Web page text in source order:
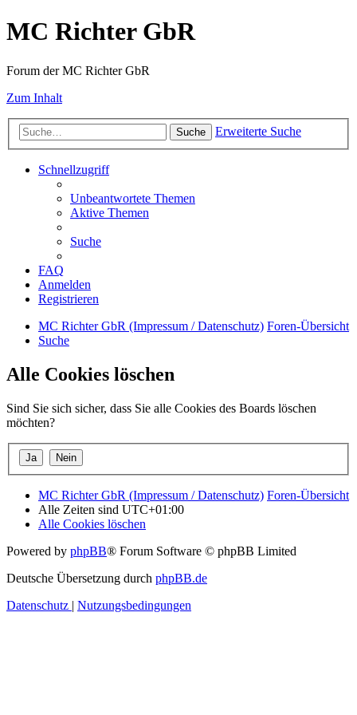
MC Richter GbR
Forum der MC Richter GbR
Zum Inhalt
Suche Erweiterte Suche
Schnellzugriff
Unbeantwortete Themen
Aktive Themen
Suche
FAQ
Anmelden
Registrieren
MC Richter GbR (Impressum / Datenschutz) Foren-Übersicht
Suche
Alle Cookies löschen
Sind Sie sich sicher, dass Sie alle Cookies des Boards löschen
möchten?
MC Richter GbR (Impressum / Datenschutz) Foren-Übersicht
Alle Zeiten sind UTC+01:00
Alle Cookies löschen
Powered by phpBB® Forum Software © phpBB Limited
Deutsche Übersetzung durch phpBB.de
Datenschutz | Nutzungsbedingungen